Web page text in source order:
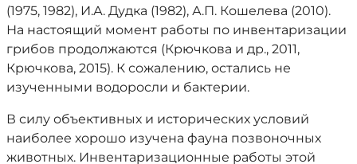
(1975, 1982), И.А. Дудка (1982), А.П. Кошелева (2010).
На настоящий момент работы по инвентаризации
грибов продолжаются (Крючкова и др., 2011,
Крючкова, 2015). К сожалению, остались не
изученными водоросли и бактерии.
В силу объективных и исторических условий
наиболее хорошо изучена фауна позвоночных
животных. Инвентаризационные работы этой